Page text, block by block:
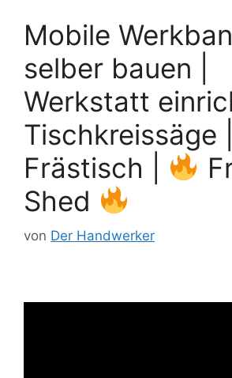
Mobile
selber bauen |
Werkstatt
Tischkreissäge |
Frästisch |
Shed
von Der Handwerker